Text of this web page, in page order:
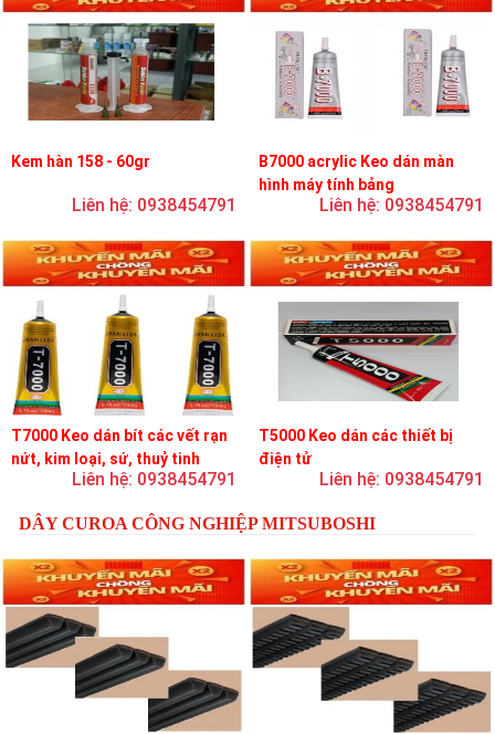
Kem hàn 158 - 60gr
Liên hệ: 0938454791
B7000 acrylic Keo dán màn
hình máy tính bảng
Liên hệ: 0938454791
T7000 Keo dán bít các vết rạn
nứt, kim loại, sứ, thuỷ tinh
Liên hệ: 0938454791
T5000 Keo dán các thiết bị
điện tử
Liên hệ: 0938454791
DÂY CUROA CÔNG NGHIỆP MITSUBOSHI